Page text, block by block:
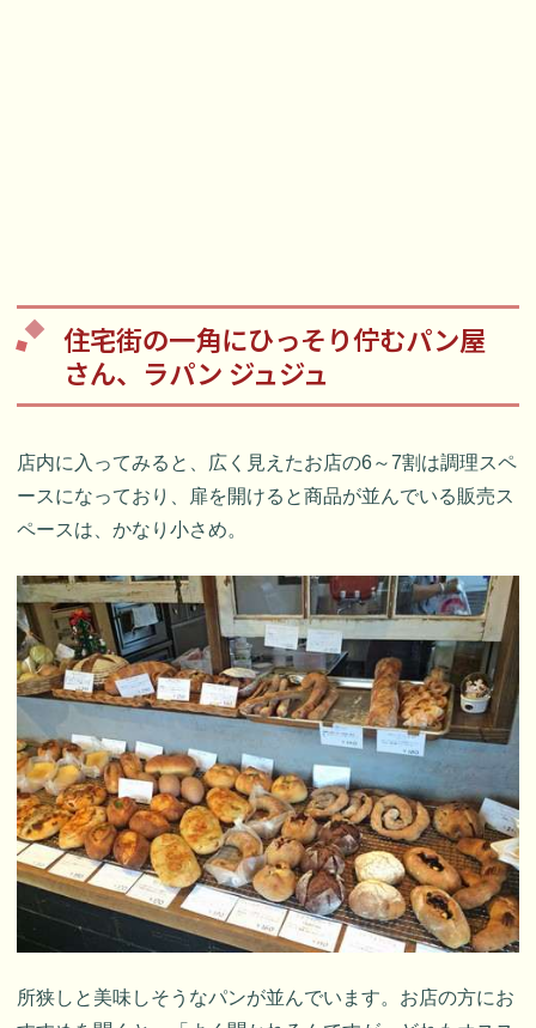
住宅街の一角にひっそり佇むパン屋
さん、ラパン ジュジュ
店内に入ってみると、広く見えたお店の6～7割は調理スペ
ースになっており、扉を開けると商品が並んでいる販売ス
ペースは、かなり小さめ。
所狭しと美味しそうなパンが並んでいます。お店の方にお